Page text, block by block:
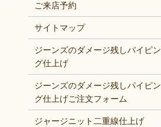
ご来店予約
サイトマップ
ジーンズのダメージ残しパイピン
グ仕上げ
ジーンズのダメージ残しパイピン
グ仕上げご注文フォーム
ジャージニット二重線仕上げ